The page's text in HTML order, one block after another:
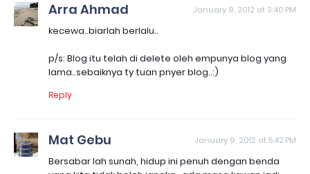
Arra Ahmad January 9, 2012 at 3:40 PM
kecewa..biarlah berlalu..
p/s: Blog itu telah di delete oleh empunya blog yang
lama..sebaiknya ty tuan pnyer blog..:)
Reply
Mat Gebu January 9, 2012 at 5:42 PM
Bersabar lah sunah, hidup ini penuh dengan benda